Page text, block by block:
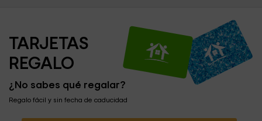
TARJETAS
REGALO
¿No sabes qué regalar?
Regalo fácil y sin fecha de caducidad